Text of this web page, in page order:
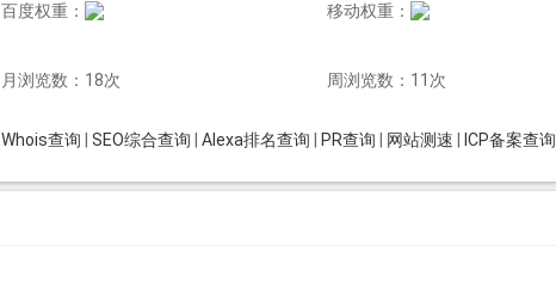
百度权重： 移动权重：
月浏览数：18次 周浏览数：11次
Whois查询 SEO综合查询 Alexa排名查询 PR查询 网站测速 ICP备案查询